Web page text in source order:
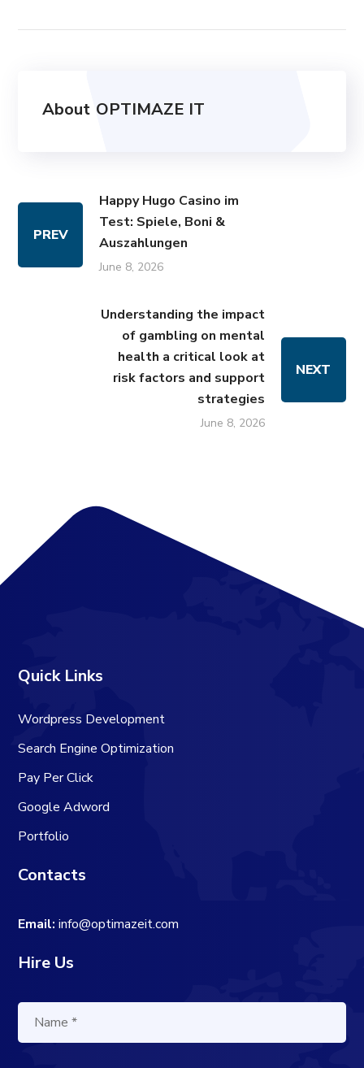
About OPTIMAZE IT
PREV
Happy Hugo Casino im
Test: Spiele, Boni &
Auszahlungen
June 8, 2026
Understanding the impact
of gambling on mental
health a critical look at
risk factors and support
strategies
June 8, 2026
NEXT
Quick Links
Wordpress Development
Search Engine Optimization
Pay Per Click
Google Adword
Portfolio
Contacts
Email: info@optimazeit.com
Hire Us